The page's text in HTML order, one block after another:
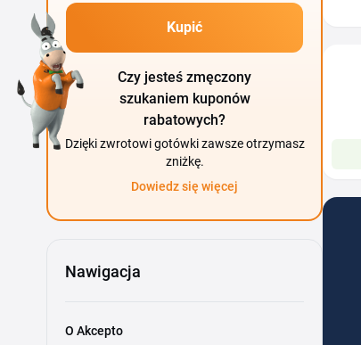
Kupić
Czy jesteś zmęczony
szukaniem kuponów
rabatowych?
Dzięki zwrotowi gotówki zawsze otrzymasz
zniżkę.
Dowiedz się więcej
Nawigacja
O Akcepto